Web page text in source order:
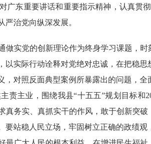
广东重要讲话和重要指示精神，认真贯
治党向纵深发展。
党的创新理论作为终身学习课题，时
实际行动诠释对党绝对忠诚，在把稳
对照反面典型案例所暴露出的问题，
责主业，围绕我县“十五五”规划目标和
务实、真抓实干的作风，敢于创新突
要站稳人民立场，牢固树立正确的政绩